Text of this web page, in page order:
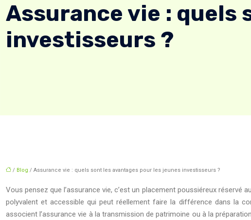
Assurance vie : quels
investisseurs ?
/ Blog / Assurance vie : quels sont les avantages pour les jeunes investisseurs ?
Vous pensez que l’assurance vie, c’est un placement poussiéreux réservé
polyvalent et accessible qui peut réellement faire la différence dans la
associent l’assurance vie à la transmission de patrimoine ou à la